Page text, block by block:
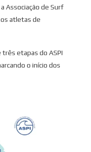
Associação de Surf
atletas de
etapas do ASPI
o início dos